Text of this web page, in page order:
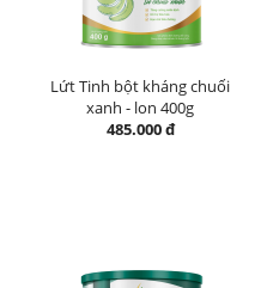
Lứt Tinh bột kháng chuối
xanh - lon 400g
485.000 đ